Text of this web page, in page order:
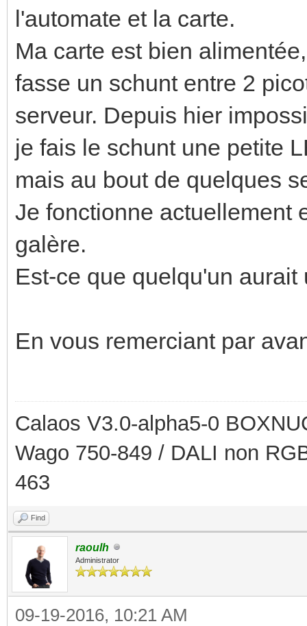
l'automate et la carte.
Ma carte est bien
fasse un schunt entre 2
serveur. Depuis hier
je fais le schunt une petite
mais au bout de quelques
Je fonctionne actuellement
galère.
Est-ce que quelqu'un aurait
En vous remerciant par
Calaos V3.0-alpha5-0
Wago 750-849 / DALI non
463
Find
raoulh
Administrator
09-19-2016, 10:21 AM